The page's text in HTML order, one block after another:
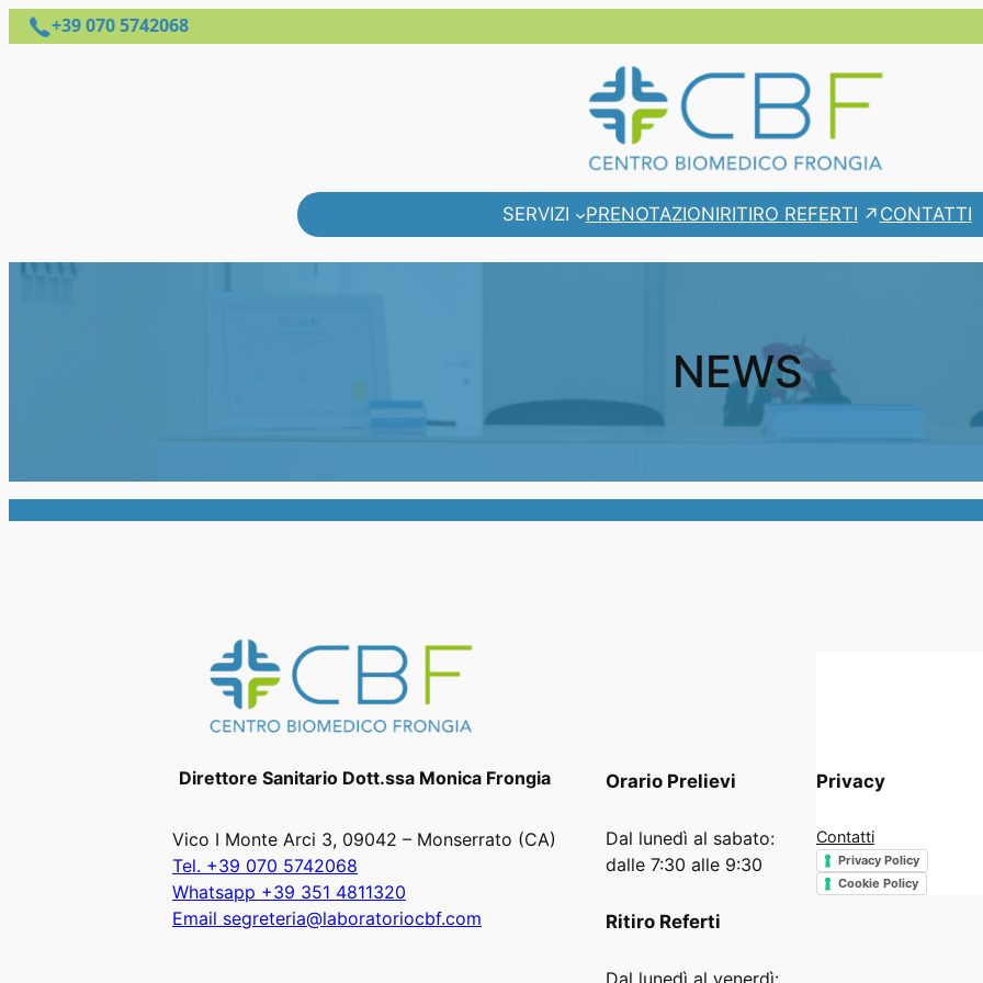
+39 070 5742068
SERVIZI PRENOTAZIONIRITIRO REFERTI CONTATTI
NEWS
Direttore Sanitario Dott.ssa Monica Frongia
Vico I Monte Arci 3, 09042 – Monserrato (CA)
Tel. +39 070 5742068
Whatsapp +39 351 4811320
Email segreteria@laboratoriocbf.com
Orario Prelievi
Dal lunedì al sabato:
dalle 7:30 alle 9:30
Ritiro Referti
Privacy
Contatti
Privacy Policy
Cookie Policy